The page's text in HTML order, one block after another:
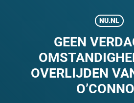
NU.NL
GEEN
OVERLIJDEN